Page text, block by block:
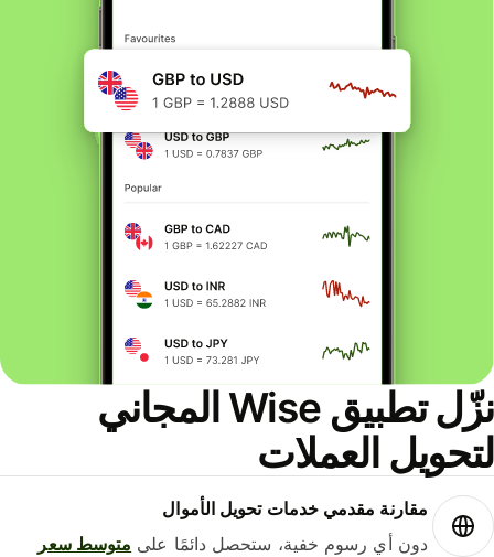
نزّل تطبيق Wise المجاني
العملات
مقارنة مقدمي خدمات تحويل الأموال
دون أي رسوم خفية، ستحصل دائمًا علىمتوسط ​​سعر